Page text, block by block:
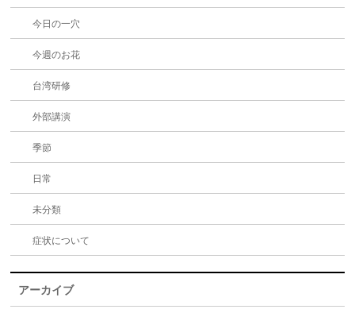
今日の一穴
今週のお花
台湾研修
外部講演
季節
日常
未分類
症状について
アーカイブ